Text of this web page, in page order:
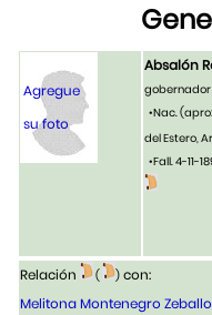
Agregue
su foto
Absalón
gobernador
•Nac.
del Estero,
•Fall. 4-11-
Relación ( ) con:
Melitona Montenegro